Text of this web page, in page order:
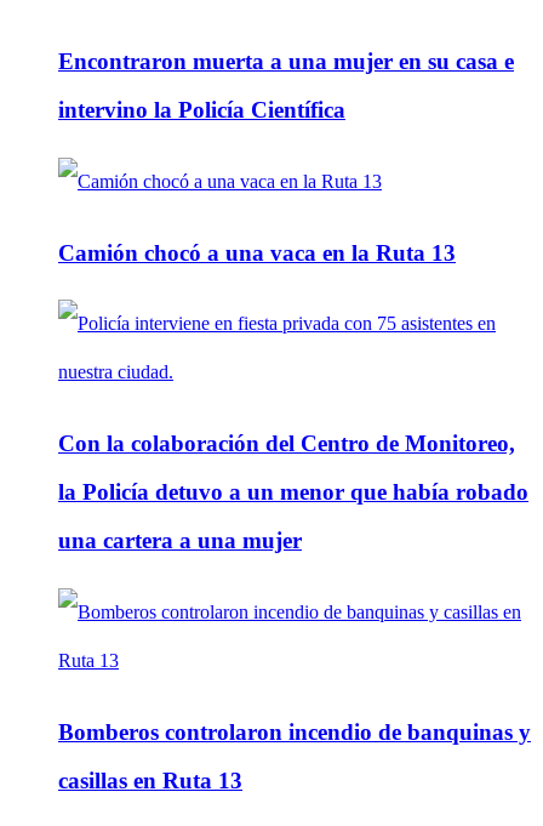
Encontraron muerta a una mujer en su casa e
intervino la Policía Científica
Camión chocó a una vaca en la Ruta 13
Con la colaboración del Centro de Monitoreo,
la Policía detuvo a un menor que había robado
una cartera a una mujer
Bomberos controlaron incendio de banquinas y
casillas en Ruta 13